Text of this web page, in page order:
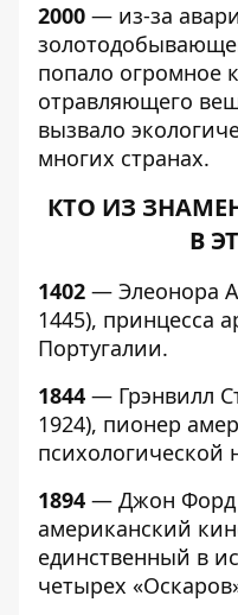
2000 — из-за
попало огромное
отравляющего
вызвало
многих странах.
КТО ИЗ
В
1402 — Элеонора
1445), принцесса
Португалии.
1844 — Грэнвилл
1924), пионер
психологической
1894 — Джон Форд
американский
единственный в
четырех